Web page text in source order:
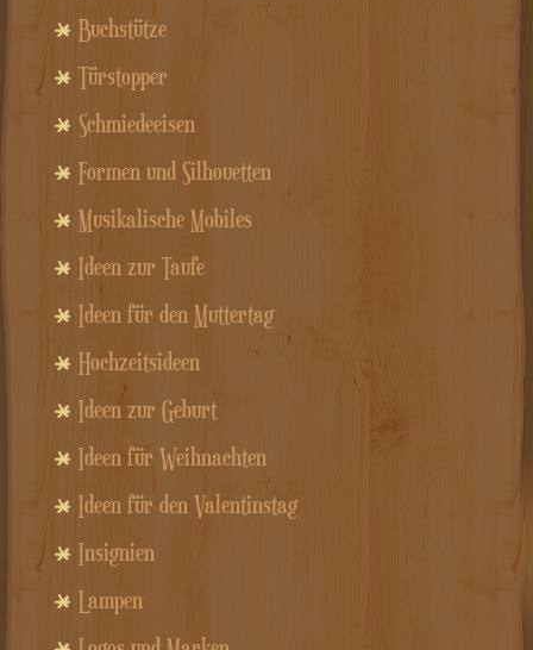
Buchstütze
Türstopper
Schmiedeeisen
Formen und Silhouetten
Musikalische Mobiles
Ideen zur Taufe
Ideen für den Muttertag
Hochzeitsideen
Ideen zur Geburt
Ideen für Weihnachten
Ideen für den Valentinstag
Insignien
Lampen